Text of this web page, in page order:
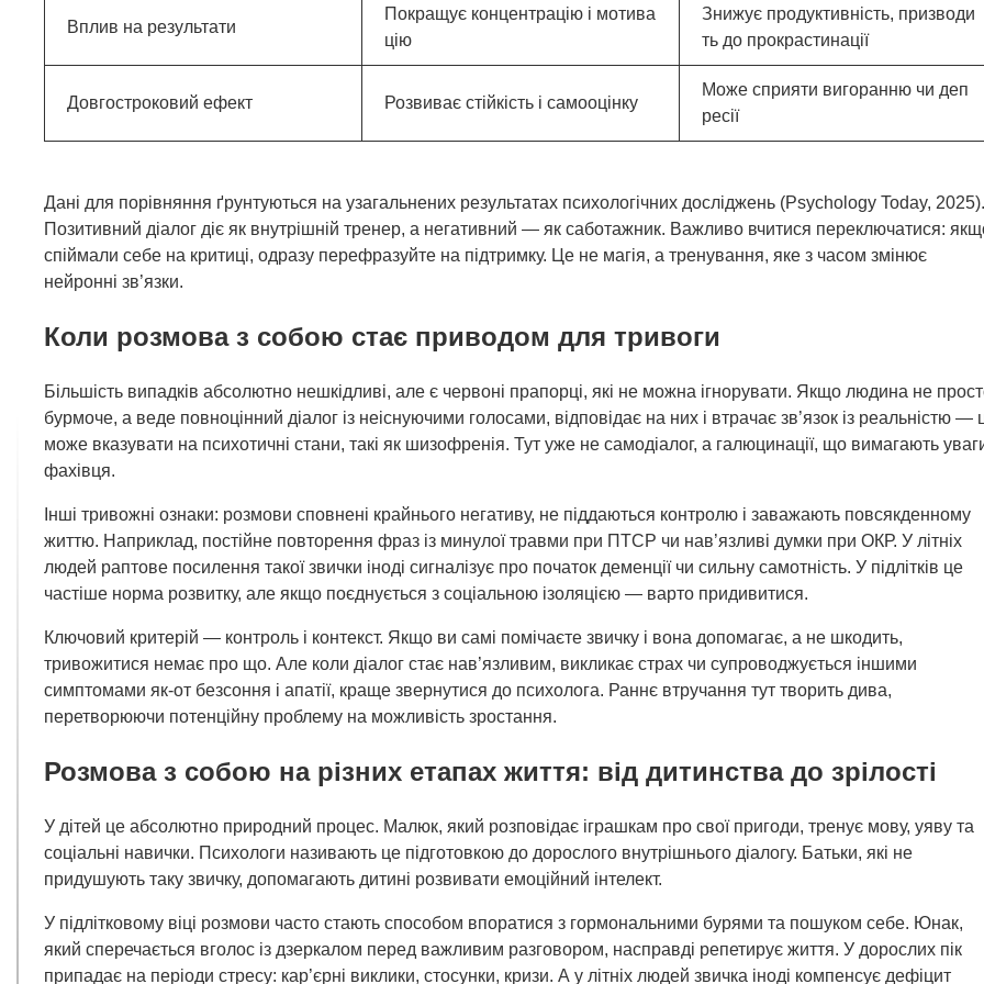
Вплив на результати
Покращує концентрацію і мотива
цію
Знижує продуктивність, призводи
ть до прокрастинації
Довгостроковий ефект Розвиває стійкість і самооцінку
Може сприяти вигоранню чи деп
ресії
Дані для порівняння ґрунтуються на узагальнених результатах психологічних досліджень (Psychology Today, 2025).
Позитивний діалог діє як внутрішній тренер, а негативний — як саботажник. Важливо вчитися переключатися:
спіймали себе на критиці, одразу перефразуйте на підтримку. Це не магія, а тренування, яке з часом змінює
нейронні зв’язки.
Коли розмова з собою стає приводом для тривоги
Більшість випадків абсолютно нешкідливі, але є червоні прапорці, які не можна ігнорувати. Якщо людина не
бурмоче, а веде повноцінний діалог із неіснуючими голосами, відповідає на них і втрачає зв’язок із реальністю —
може вказувати на психотичні стани, такі як шизофренія. Тут уже не самодіалог, а галюцинації, що вимагають
фахівця.
Інші тривожні ознаки: розмови сповнені крайнього негативу, не піддаються контролю і заважають повсякденному
життю. Наприклад, постійне повторення фраз із минулої травми при ПТСР чи нав’язливі думки при ОКР. У літніх
людей раптове посилення такої звички іноді сигналізує про початок деменції чи сильну самотність. У підлітків це
частіше норма розвитку, але якщо поєднується з соціальною ізоляцією — варто придивитися.
Ключовий критерій — контроль і контекст. Якщо ви самі помічаєте звичку і вона допомагає, а не шкодить,
тривожитися немає про що. Але коли діалог стає нав’язливим, викликає страх чи супроводжується іншими
симптомами як-от безсоння і апатії, краще звернутися до психолога. Раннє втручання тут творить дива,
перетворюючи потенційну проблему на можливість зростання.
Розмова з собою на різних етапах життя: від дитинства до зрілості
У дітей це абсолютно природний процес. Малюк, який розповідає іграшкам про свої пригоди, тренує мову, уяву та
соціальні навички. Психологи називають це підготовкою до дорослого внутрішнього діалогу. Батьки, які не
придушують таку звичку, допомагають дитині розвивати емоційний інтелект.
У підлітковому віці розмови часто стають способом впоратися з гормональними бурями та пошуком себе. Юнак,
який сперечається вголос із дзеркалом перед важливим разговором, насправді репетирує життя. У дорослих пік
припадає на періоди стресу: кар’єрні виклики, стосунки, кризи. А у літніх людей звичка іноді компенсує дефіцит